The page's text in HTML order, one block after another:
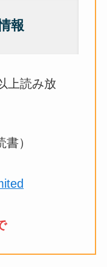
報
上読み放
）